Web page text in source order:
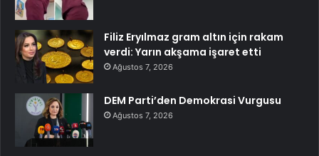
Filiz Eryılmaz gram altın için rakam
verdi: Yarın akşama işaret etti
Ağustos 7, 2026
DEM Parti’den Demokrasi Vurgusu
Ağustos 7, 2026